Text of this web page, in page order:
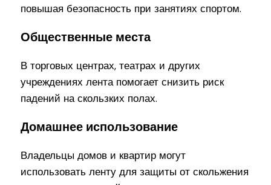
повышая безопасность при занятиях спортом.
Общественные места
В торговых центрах, театрах и других
учреждениях лента помогает снизить риск
падений на скользких полах.
Домашнее использование
Владельцы домов и квартир могут
использовать ленту для защиты от скольжения